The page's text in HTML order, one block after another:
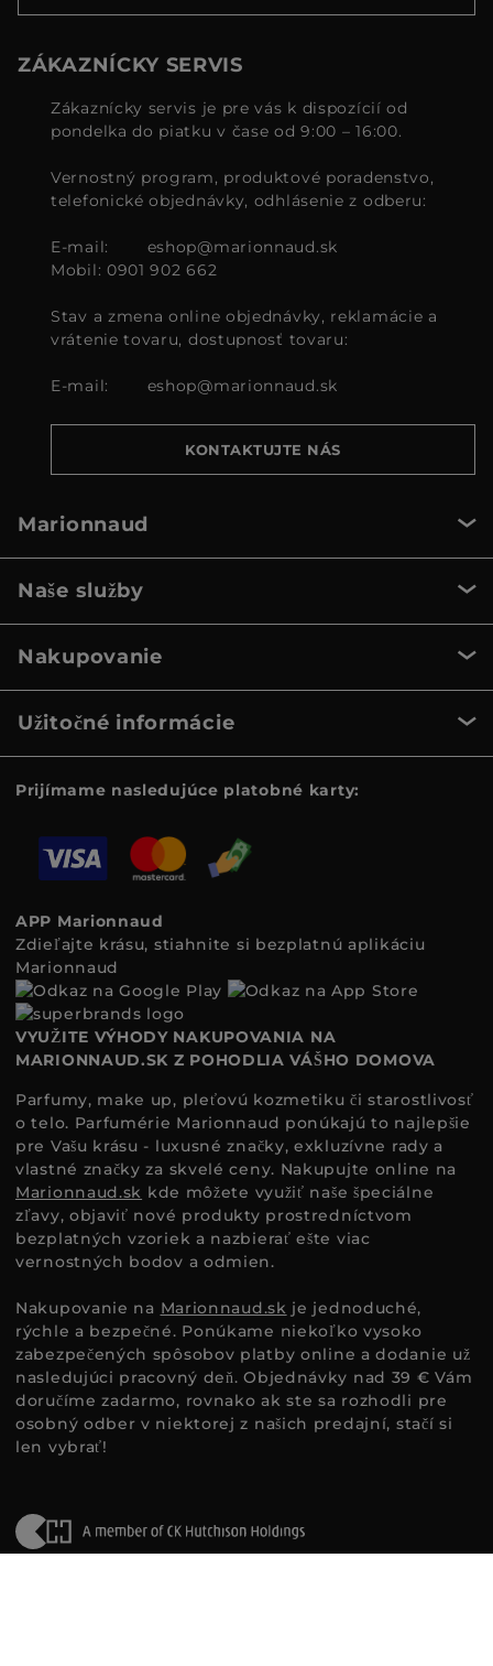
ZÁKAZNÍCKY SERVIS
Zákaznícky servis je pre vás k dispozícií od
pondelka do piatku v čase od 9:00 – 16:00.
Vernostný program, produktové poradenstvo,
telefonické objednávky, odhlásenie z odberu:
E-mail:
eshop@marionnaud.sk
Mobil: 0901 902 662
Stav a zmena online objednávky, reklamácie a
vrátenie tovaru, dostupnosť tovaru:
E-mail: eshop@marionnaud.sk
KONTAKTUJTE NÁS
Marionnaud
Naše služby
Nakupovanie
Užitočné informácie
Prijímame nasledujúce platobné karty:
APP Marionnaud
Zdieľajte krásu, stiahnite si bezplatnú aplikáciu
Marionnaud
VYUŽITE VÝHODY NAKUPOVANIA NA
MARIONNAUD.SK Z POHODLIA VÁŠHO DOMOVA
Parfumy, make up, pleťovú kozmetiku či starostlivosť
o telo. Parfumérie Marionnaud ponúkajú to najlepšie
pre Vašu krásu - luxusné značky, exkluzívne rady a
vlastné značky za skvelé ceny. Nakupujte online na
Marionnaud.sk kde môžete využiť naše špeciálne
zľavy, objaviť nové produkty prostredníctvom
bezplatných vzoriek a nazbierať ešte viac
vernostných bodov a odmien.
Nakupovanie na Marionnaud.sk je jednoduché,
rýchle a bezpečné. Ponúkame niekoľko vysoko
zabezpečených spôsobov platby online a dodanie už
nasledujúci pracovný deň. Objednávky nad 39 € Vám
doručíme zadarmo, rovnako ak ste sa rozhodli pre
osobný odber v niektorej z našich predajní, stačí si
len vybrať!